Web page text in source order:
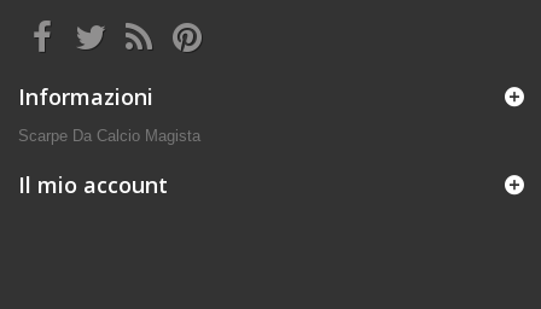
Informazioni
Scarpe Da Calcio Magista
Il mio account